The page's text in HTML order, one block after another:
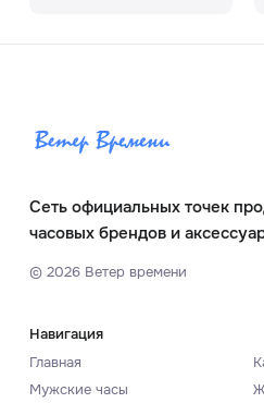
Сеть официальных точек
часовых брендов и
© 2026Ветер времени
Навигация
Главная
Мужские часы